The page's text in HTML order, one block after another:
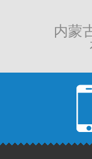
内蒙